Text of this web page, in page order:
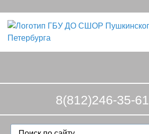
8(812)246-35-61